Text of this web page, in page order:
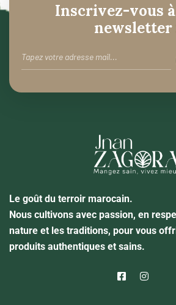
Inscrivez-vous
newsletter
Le goût du terroir marocain.
Nous cultivons avec passion, en
nature et les traditions, pour vous
produits authentiques et sains.